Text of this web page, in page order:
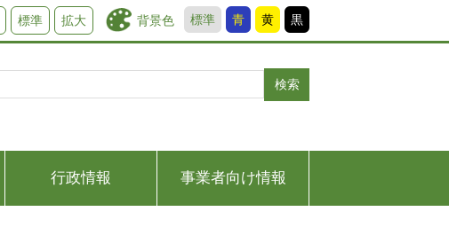
背景色 標準 青 黄 黒
標準 拡大
検索
行政情報 事業者向け情報